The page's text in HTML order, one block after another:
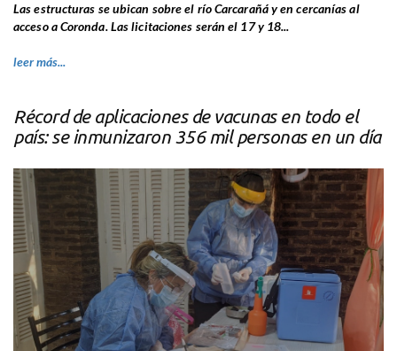
Las estructuras se ubican sobre el río Carcarañá y en cercanías al
acceso a Coronda. Las licitaciones serán el 17 y 18...
leer más...
Récord de aplicaciones de vacunas en todo el
país: se inmunizaron 356 mil personas en un día